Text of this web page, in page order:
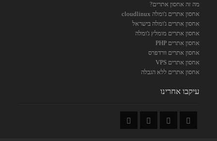
מה זה אחסון אתרים?
אחסון אתרים ג'ומלה cloudlinux
אחסון אתרים ג'ומלה בישראל
אחסון אתרים מומלץ ג'ומלה
אחסון אתרים PHP
אחסון אתרים וורדפרס
אחסון אתרים VPS
אחסון אתרים ללא הגבלה
עיקבו אחרינו